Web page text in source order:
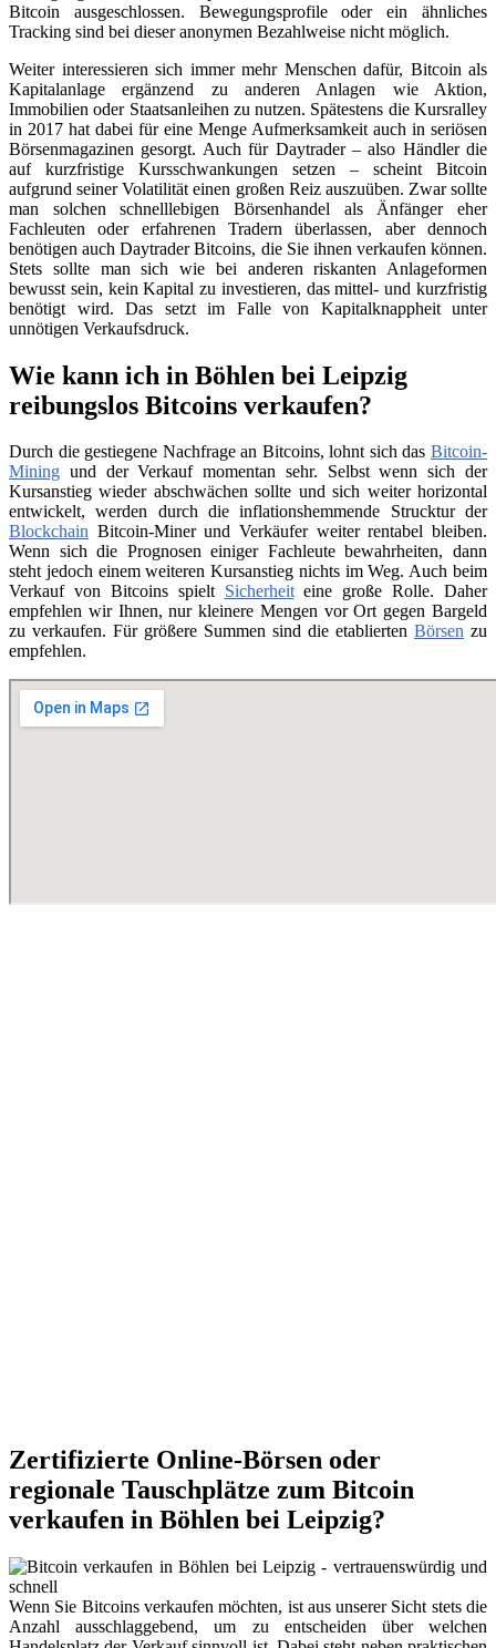
Bitcoin ausgeschlossen. Bewegungsprofile oder ein ähnliches
Tracking sind bei dieser anonymen Bezahlweise nicht möglich.
Weiter interessieren sich immer mehr Menschen dafür, Bitcoin als
Kapitalanlage ergänzend zu anderen Anlagen wie Aktion,
Immobilien oder Staatsanleihen zu nutzen. Spätestens die Kursralley
in 2017 hat dabei für eine Menge Aufmerksamkeit auch in seriösen
Börsenmagazinen gesorgt. Auch für Daytrader – also Händler die
auf kurzfristige Kursschwankungen setzen – scheint Bitcoin
aufgrund seiner Volatilität einen großen Reiz auszuüben. Zwar sollte
man solchen schnelllebigen Börsenhandel als Änfänger eher
Fachleuten oder erfahrenen Tradern überlassen, aber dennoch
benötigen auch Daytrader Bitcoins, die Sie ihnen verkaufen können.
Stets sollte man sich wie bei anderen riskanten Anlageformen
bewusst sein, kein Kapital zu investieren, das mittel- und kurzfristig
benötigt wird. Das setzt im Falle von Kapitalknappheit unter
unnötigen Verkaufsdruck.
Wie kann ich in Böhlen bei Leipzig
reibungslos Bitcoins verkaufen?
Durch die gestiegene Nachfrage an Bitcoins, lohnt sich das Bitcoin-
Mining und der Verkauf momentan sehr. Selbst wenn sich der
Kursanstieg wieder abschwächen sollte und sich weiter horizontal
entwickelt, werden durch die inflationshemmende Strucktur der
Blockchain Bitcoin-Miner und Verkäufer weiter rentabel bleiben.
Wenn sich die Prognosen einiger Fachleute bewahrheiten, dann
steht jedoch einem weiteren Kursanstieg nichts im Weg. Auch beim
Verkauf von Bitcoins spielt Sicherheiteine große Rolle. Daher
empfehlen wir Ihnen, nur kleinere Mengen vor Ort gegen Bargeld
zu verkaufen. Für größere Summen sind die etablierten Börsen zu
empfehlen.
Zertifizierte Online-Börsen oder
regionale Tauschplätze zum Bitcoin
verkaufen in Böhlen bei Leipzig?
Wenn Sie Bitcoins verkaufen möchten, ist aus unserer Sicht stets die
Anzahl ausschlaggebend, um zu entscheiden über welchen